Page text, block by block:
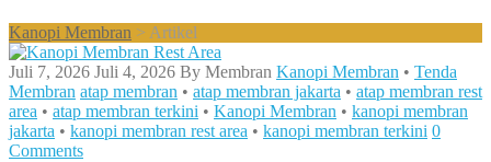
Kanopi Membran > Artikel
Juli 7, 2026 Juli 4, 2026 By Membran Kanopi Membran • Tenda
Membran atap membran • atap membran jakarta • atap membran rest
area • atap membran terkini • Kanopi Membran • kanopi membran
jakarta • kanopi membran rest area • kanopi membran terkini 0
Comments